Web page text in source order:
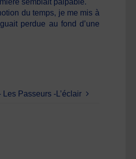
semblait palpable.
du temps, je me mis à
perdue au fond d’une
Les Passeurs -L’éclair